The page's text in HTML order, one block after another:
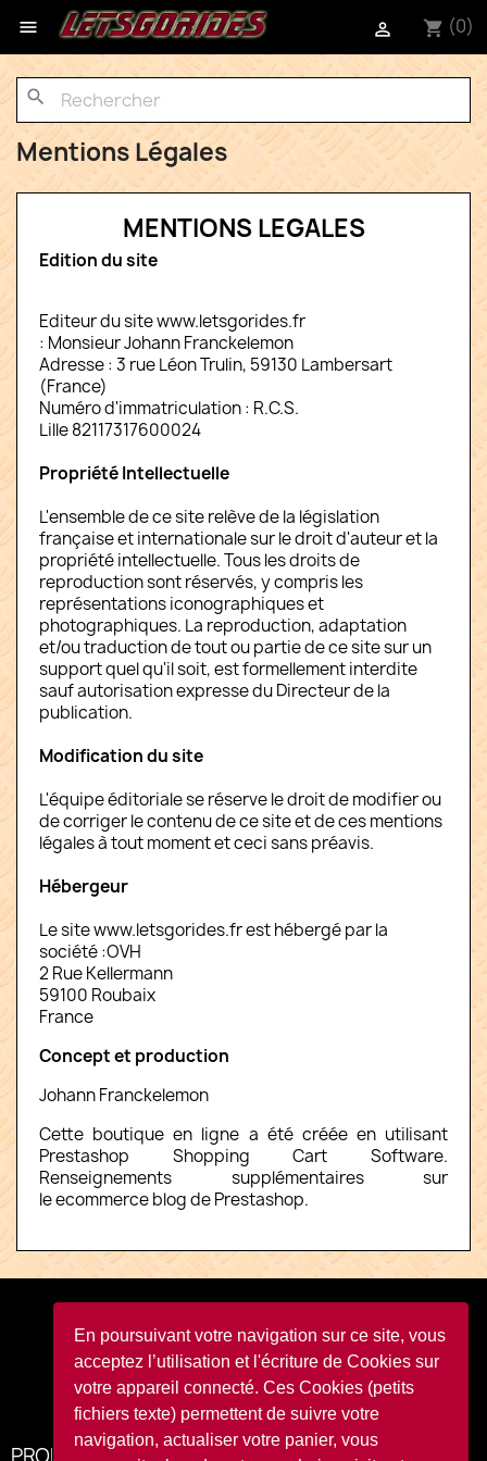
En poursuivant votre navigation sur ce site, vous
acceptez l’utilisation et l'écriture de Cookies sur
votre appareil connecté. Ces Cookies (petits
fichiers texte) permettent de suivre votre
navigation, actualiser votre panier, vous
 shopping_cart (0)

search
Mentions Légales
MENTIONS LEGALES
Edition du site
Editeur du site www.letsgorides.fr
: Monsieur Johann Franckelemon
Adresse : 3 rue Léon Trulin, 59130 Lambersart
(France)
Numéro d'immatriculation : R.C.S.
Lille 82117317600024
Propriété Intellectuelle
L'ensemble de ce site relève de la législation
française et internationale sur le droit d'auteur et la
propriété intellectuelle. Tous les droits de
reproduction sont réservés, y compris les
représentations iconographiques et
photographiques. La reproduction, adaptation
et/ou traduction de tout ou partie de ce site sur un
support quel qu'il soit, est formellement interdite
sauf autorisation expresse du Directeur de la
publication.
Modification du site
L'équipe éditoriale se réserve le droit de modifier ou
de corriger le contenu de ce site et de ces mentions
légales à tout moment et ceci sans préavis.
Hébergeur
Le site www.letsgorides.fr est hébergé par la
société :OVH
2 Rue Kellermann
59100 Roubaix
France
Concept et production
Johann Franckelemon
Cette boutique en ligne a été créée en utilisant
Prestashop Shopping Cart Software.
Renseignements supplémentaires sur
leecommerce blogde Prestashop.
FacebookYouTubeInstagram
TikTok